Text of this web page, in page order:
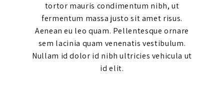
tortor mauris condimentum nibh, ut
fermentum massa justo sit amet risus.
Aenean eu leo quam. Pellentesque ornare
sem lacinia quam venenatis vestibulum.
Nullam id dolor id nibh ultricies vehicula ut
id elit.